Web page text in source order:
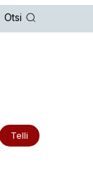
Otsi
Telli